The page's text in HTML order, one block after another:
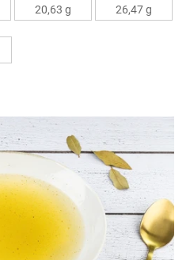
20,63 g
26,47 g